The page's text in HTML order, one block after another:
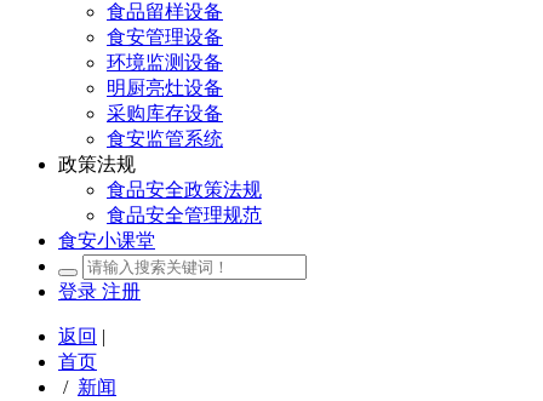
食品留样设备
食安管理设备
环境监测设备
明厨亮灶设备
采购库存设备
食安监管系统
政策法规
食品安全政策法规
食品安全管理规范
食安小课堂
登录 注册
返回 |
首页
/ 新闻